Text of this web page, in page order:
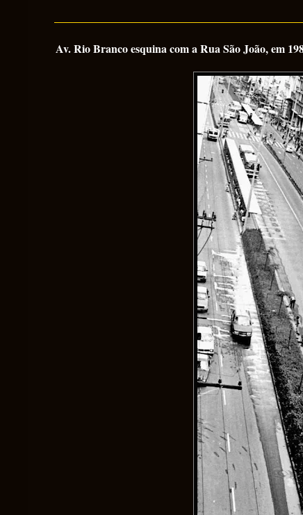
Av. Rio Branco esquina com a Rua São João, em